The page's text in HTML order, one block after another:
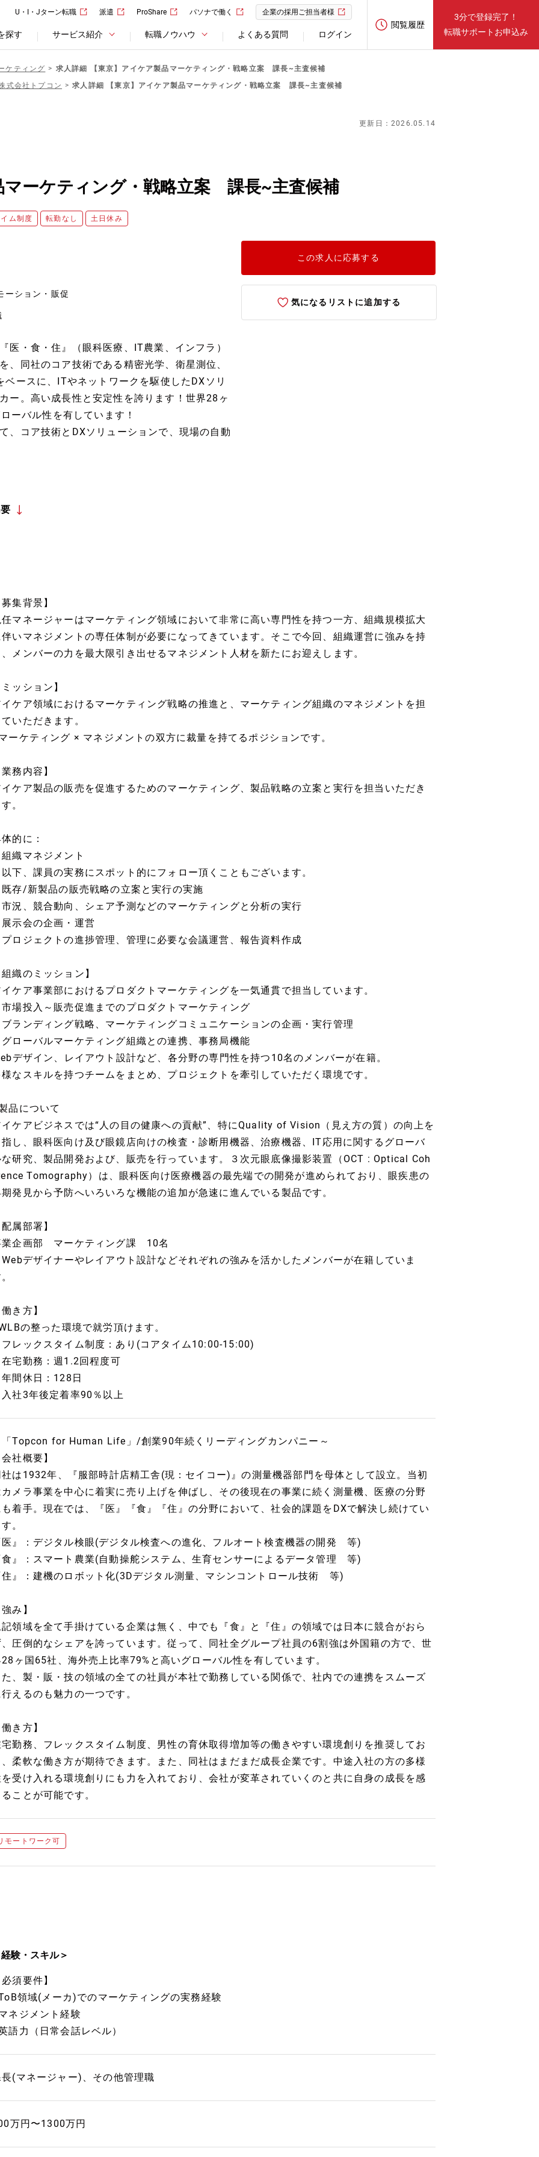
U・I・Jターン転職 派遣 ProShare パソナで働く 企業の採用ご担当者様
探す サービス紹介 転職ノウハウ よくある質問 ログイン
閲覧履歴
3分で登録完了！
転職サポートお申込み
ケティング
求人詳細 【東京】アイケア製品マーケティング・戦略立案 課長~主査候補
式会社トプコン
求人詳細 【東京】アイケア製品マーケティング・戦略立案 課長~主査候補
更新日：2026.05.14
マーケティング・戦略立案 課長~主査候補
ム制度 転勤なし 土日休み
ーション・販促
・食・住』（眼科医療、IT農業、インフラ）
、同社のコア技術である精密光学、衛星測位、
ースに、ITやネットワークを駆使したDXソリ
ー。高い成長性と安定性を誇ります！世界28ヶ
ーバル性を有しています！
、コア技術とDXソリューションで、現場の自動
この求人に応募する
気になるリストに追加する
集背景】
マネージャーはマーケティング領域において非常に高い専門性を持つ一方、組織規模拡大
いマネジメントの専任体制が必要になってきています。そこで今回、組織運営に強みを持
メンバーの力を最大限引き出せるマネジメント人材を新たにお迎えします。
ッション】
ケア領域におけるマーケティング戦略の推進と、マーケティング組織のマネジメントを担
いただきます。
ーケティング × マネジメントの双方に裁量を持てるポジションです。
務内容】
ケア製品の販売を促進するためのマーケティング、製品戦略の立案と実行を担当いただき
。
的に：
織マネジメント
下、課員の実務にスポット的にフォロー頂くこともございます。
既存/新製品の販売戦略の立案と実行の実施
況、競合動向、シェア予測などのマーケティングと分析の実行
示会の企画・運営
ロジェクトの進捗管理、管理に必要な会議運営、報告資料作成
織のミッション】
ケア事業部におけるプロダクトマーケティングを一気通貫で担当しています。
場投入～販売促進までのプロダクトマーケティング
ランディング戦略、マーケティングコミュニケーションの企画・実行管理
ローバルマーケティング組織との連携、事務局機能
デザイン、レイアウト設計など、各分野の専門性を持つ10名のメンバーが在籍。
なスキルを持つチームをまとめ、プロジェクトを牽引していただく環境です。
品について
イケアビジネスでは“人の目の健康への貢献”、特にQuality of Vision（見え方の質）の向上を
し、眼科医向け及び眼鏡店向けの検査・診断用機器、治療機器、IT応用に関するグローバ
な研究、製品開発および、販売を行っています。３次元眼底像撮影装置（OCT : Optical Coh
Tomography）は、眼科医向け医療機器の最先端での開発が進められており、眼疾患の
発見から予防へいろいろな機能の追加が急速に進んでいる製品です。
属部署】
業企画部 マーケティング課 10名
デザイナーやレイアウト設計などそれぞれの強みを活かしたメンバーが在籍していま
き方】
の整った環境で就労頂けます。
フレックスタイム制度：あり(コアタイム10:00-15:00)
在宅勤務：週1.2回程度可
間休日：128日
入社3年後定着率90％以上
「Topcon for Human Life」/創業90年続くリーディングカンパニー～
社概要】
社は1932年、『服部時計店精工舎(現：セイコー)』の測量機器部門を母体として設立。当初
メラ事業を中心に着実に売り上げを伸ばし、その後現在の事業に続く測量機、医療の分野
着手。現在では、『医』『食』『住』の分野において、社会的課題をDXで解決し続けてい
。
医』：デジタル検眼(デジタル検査への進化、フルオート検査機器の開発 等)
食』：スマート農業(自動操舵システム、生育センサーによるデータ管理 等)
住』：建機のロボット化(3Dデジタル測量、マシンコントロール技術 等)
み】
領域を全て手掛けている企業は無く、中でも『食』と『住』の領域では日本に競合がおら
圧倒的なシェアを誇っています。従って、同社全グループ社員の6割強は外国籍の方で、世
ヶ国65社、海外売上比率79%と高いグローバル性を有しています。
、製・販・技の領域の全ての社員が本社で勤務している関係で、社内での連携をスムーズ
えるのも魅力の一つです。
き方】
勤務、フレックスタイム制度、男性の育休取得増加等の働きやすい環境創りを推奨してお
柔軟な働き方が期待できます。また、同社はまだまだ成長企業です。中途入社の方の多様
受け入れる環境創りにも力を入れており、会社が変革されていくのと共に自身の成長を感
ことが可能です。
モートワーク可
験・スキル＞
須要件】
領域(メーカ)でのマーケティングの実務経験
ネジメント経験
語力（日常会話レベル）
長(マネージャー)、その他管理職
万円〜1300万円